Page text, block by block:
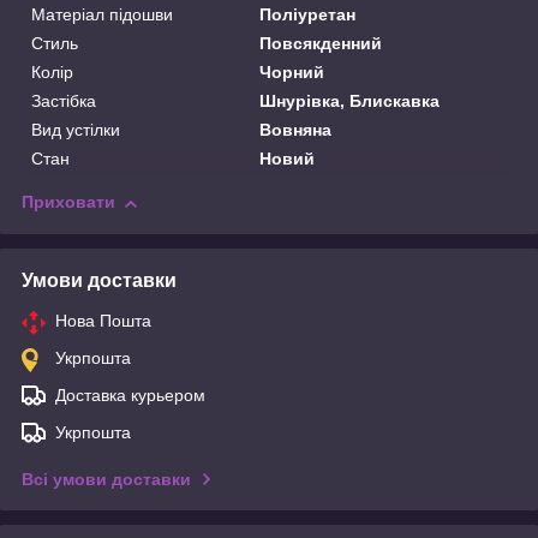
Матеріал підошви
Поліуретан
Стиль
Повсякденний
Колір
Чорний
Застібка
Шнурівка, Блискавка
Вид устілки
Вовняна
Стан
Новий
Приховати
Умови доставки
Нова Пошта
Укрпошта
Доставка курьером
Укрпошта
Всі умови доставки